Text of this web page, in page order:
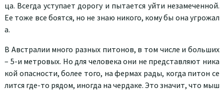
ца. Всегда уступает дорогу и пытается уйти незамеченной.
Ее тоже все боятся, но не знаю никого, кому бы она угрожал
а.
В Австралии много разных питонов, в том числе и больших
– 5-и метровых. Но для человека они не представляют ника
кой опасности, более того, на фермах рады, когда питон се
лится где-то рядом, иногда на чердаке. Это значит, что мыш